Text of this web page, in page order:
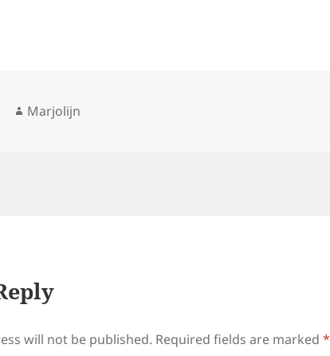
Author
Marjolijn
will not be published. Required fields are marked*